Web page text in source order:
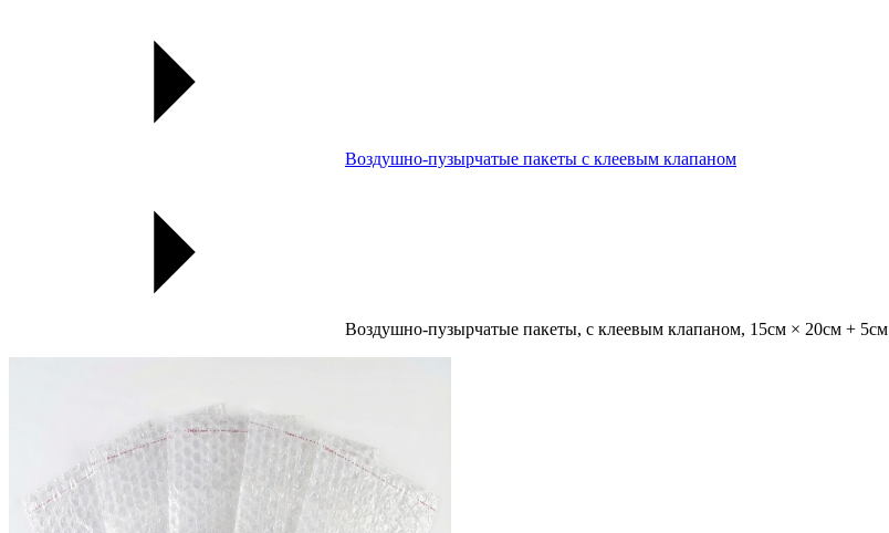
Воздушно-пузырчатые пакеты с клеевым клапаном
Воздушно-пузырчатые пакеты, с клеевым клапаном, 15см × 20см + 5см